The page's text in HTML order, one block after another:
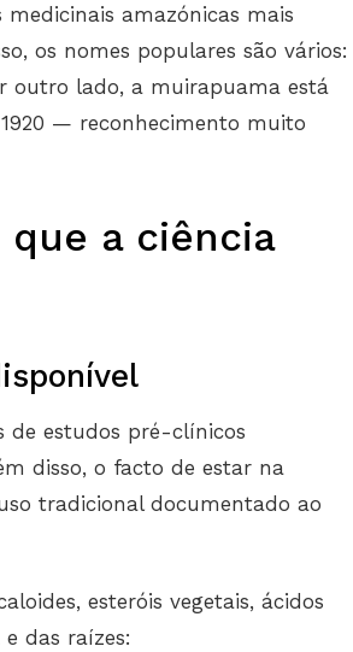
amazónicas mais
os nomes populares são vários:
outro lado, a muirapuama está
— reconhecimento muito
a ciência
de estudos pré-clínicos
disso, o facto de estar na
tradicional documentado ao
esteróis vegetais, ácidos
das raízes: